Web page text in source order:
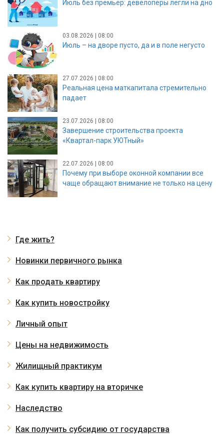
Июль без премьер: девелоперы легли на дно
03.08.2026 | 08:00
Июль – на дворе пусто, да и в поле негусто
27.07.2026 | 08:00
Реальная цена маткапитала стремительно
падает
23.07.2026 | 08:00
Завершение строительства проекта
«Квартал-парк УЮТный»
22.07.2026 | 08:00
Почему при выборе оконной компании все
чаще обращают внимание не только на цену
Где жить?
Новинки первичного рынка
Как продать квартиру
Как купить новостройку
Личный опыт
Цены на недвижимость
Жилищный практикум
Как купить квартиру на вторичке
Наследство
Как получить субсидию от государства